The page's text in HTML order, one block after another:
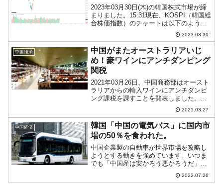
2023年03月30日(木)の韓国株式市場が締
まりました。15:31現在、KOSPI（韓国総
合株価指数）のチャートは以下のように
『Investing.com』より引用）。投資家別
売買動向は以下です。上昇しましたが、
ロ...
2023.03.30
中国経済
中国がまたオーストラリアいじ
め！豪ワインにアンチダンピング
関税
2021年03月26日、中国商務部はオースト
ラリアからの輸入ワインにアンチダンピ
ング課税を課すことを発表しました。税
率は116.2～218.4％で、03月28日に発効
し、5年間続きます。明らかな嫌がらせで
すが、中国共産党の英語版御用新聞
『G...
2021.03.27
中国経済
韓国「中国の電気バス」に国内市
場の50％を食われた。
中国企業製の自動車が世界市場を攻略し
ようとする動きを強めています。いつま
でも「中国産は安かろう悪かろうだ」と
見くびってはいられません。韓国も同様
です。気が付けば韓国内市場が中国産自
2022.07.26